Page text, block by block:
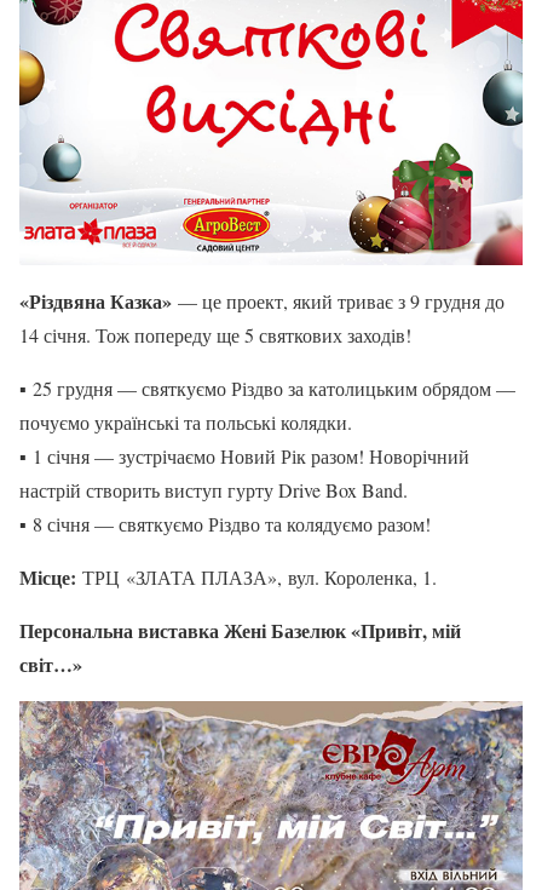
«Різдвяна Казка» — це проект, який триває з 9 грудня до
14 січня. Тож попереду ще 5 святкових заходів!
▪ 25 грудня — святкуємо Різдво за католицьким обрядом —
почуємо українські та польські колядки.
▪ 1 січня — зустрічаємо Новий Рік разом! Новорічний
настрій створить виступ гурту Drive Box Band.
▪ 8 січня — святкуємо Різдво та колядуємо разом!
Місце: ТРЦ «ЗЛАТА ПЛАЗА», вул. Короленка, 1.
Персональна виставка Жені Базелюк «Привіт, мій
світ…»